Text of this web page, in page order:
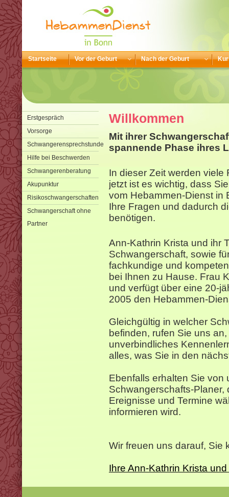
Startseite Vor der Geburt Nach der Geburt
Erstgespräch
Vorsorge
Schwangerensprechstunde
Hilfe bei Beschwerden
Schwangerenberatung
Akupunktur
Risikoschwangerschaften
Schwangerschaft ohne
Partner
Willkommen
Mit ihrer
spannende Phase ihres
In dieser Zeit werden
jetzt ist es wichtig, dass
vom Hebammen-Dienst in
Ihre Fragen und dadurch
benötigen.
Ann-Kathrin Krista und ihr
Schwangerschaft, sowie
fachkundige und
bei Ihnen zu Hause. Frau
und verfügt über eine 20-
2005 den Hebammen-
Gleichgültig in welcher
befinden, rufen Sie uns
unverbindliches
alles, was Sie in den
Ebenfalls erhalten Sie von
Schwangerschafts-Planer,
Ereignisse und Termine
informieren wird.
Wir freuen uns darauf, Sie
Ihre Ann-Kathrin Krista